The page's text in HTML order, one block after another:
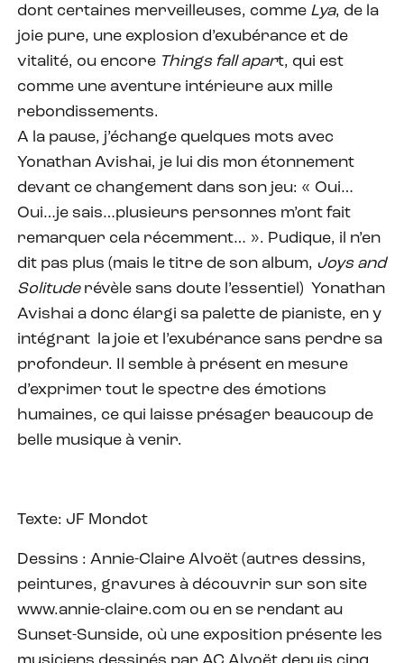
dont certaines merveilleuses, comme Lya, de la
joie pure, une explosion d’exubérance et de
vitalité, ou encore Things fall apart, qui est
comme une aventure intérieure aux mille
rebondissements.
A la pause, j’échange quelques mots avec
Yonathan Avishai, je lui dis mon étonnement
devant ce changement dans son jeu: « Oui…
Oui…je sais…plusieurs personnes m’ont fait
remarquer cela récemment… ». Pudique, il n’en
dit pas plus (mais le titre de son album, Joys and
Solituderévèle sans doute l’essentiel) Yonathan
Avishai a donc élargi sa palette de pianiste, en y
intégrant la joie et l’exubérance sans perdre sa
profondeur. Il semble à présent en mesure
d’exprimer tout le spectre des émotions
humaines, ce qui laisse présager beaucoup de
belle musique à venir.
Texte: JF Mondot
Dessins : Annie-Claire Alvoët (autres dessins,
peintures, gravures à découvrir sur son site
www.annie-claire.com ou en se rendant au
Sunset-Sunside, où une exposition présente les